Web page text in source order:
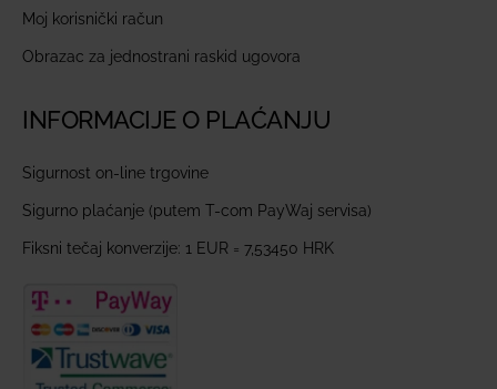
Moj korisnički račun
Obrazac za jednostrani raskid ugovora
INFORMACIJE O PLAĆANJU
Sigurnost on-line trgovine
Sigurno plaćanje (putem T-com PayWaj servisa)
Fiksni tečaj konverzije: 1 EUR = 7,53450 HRK